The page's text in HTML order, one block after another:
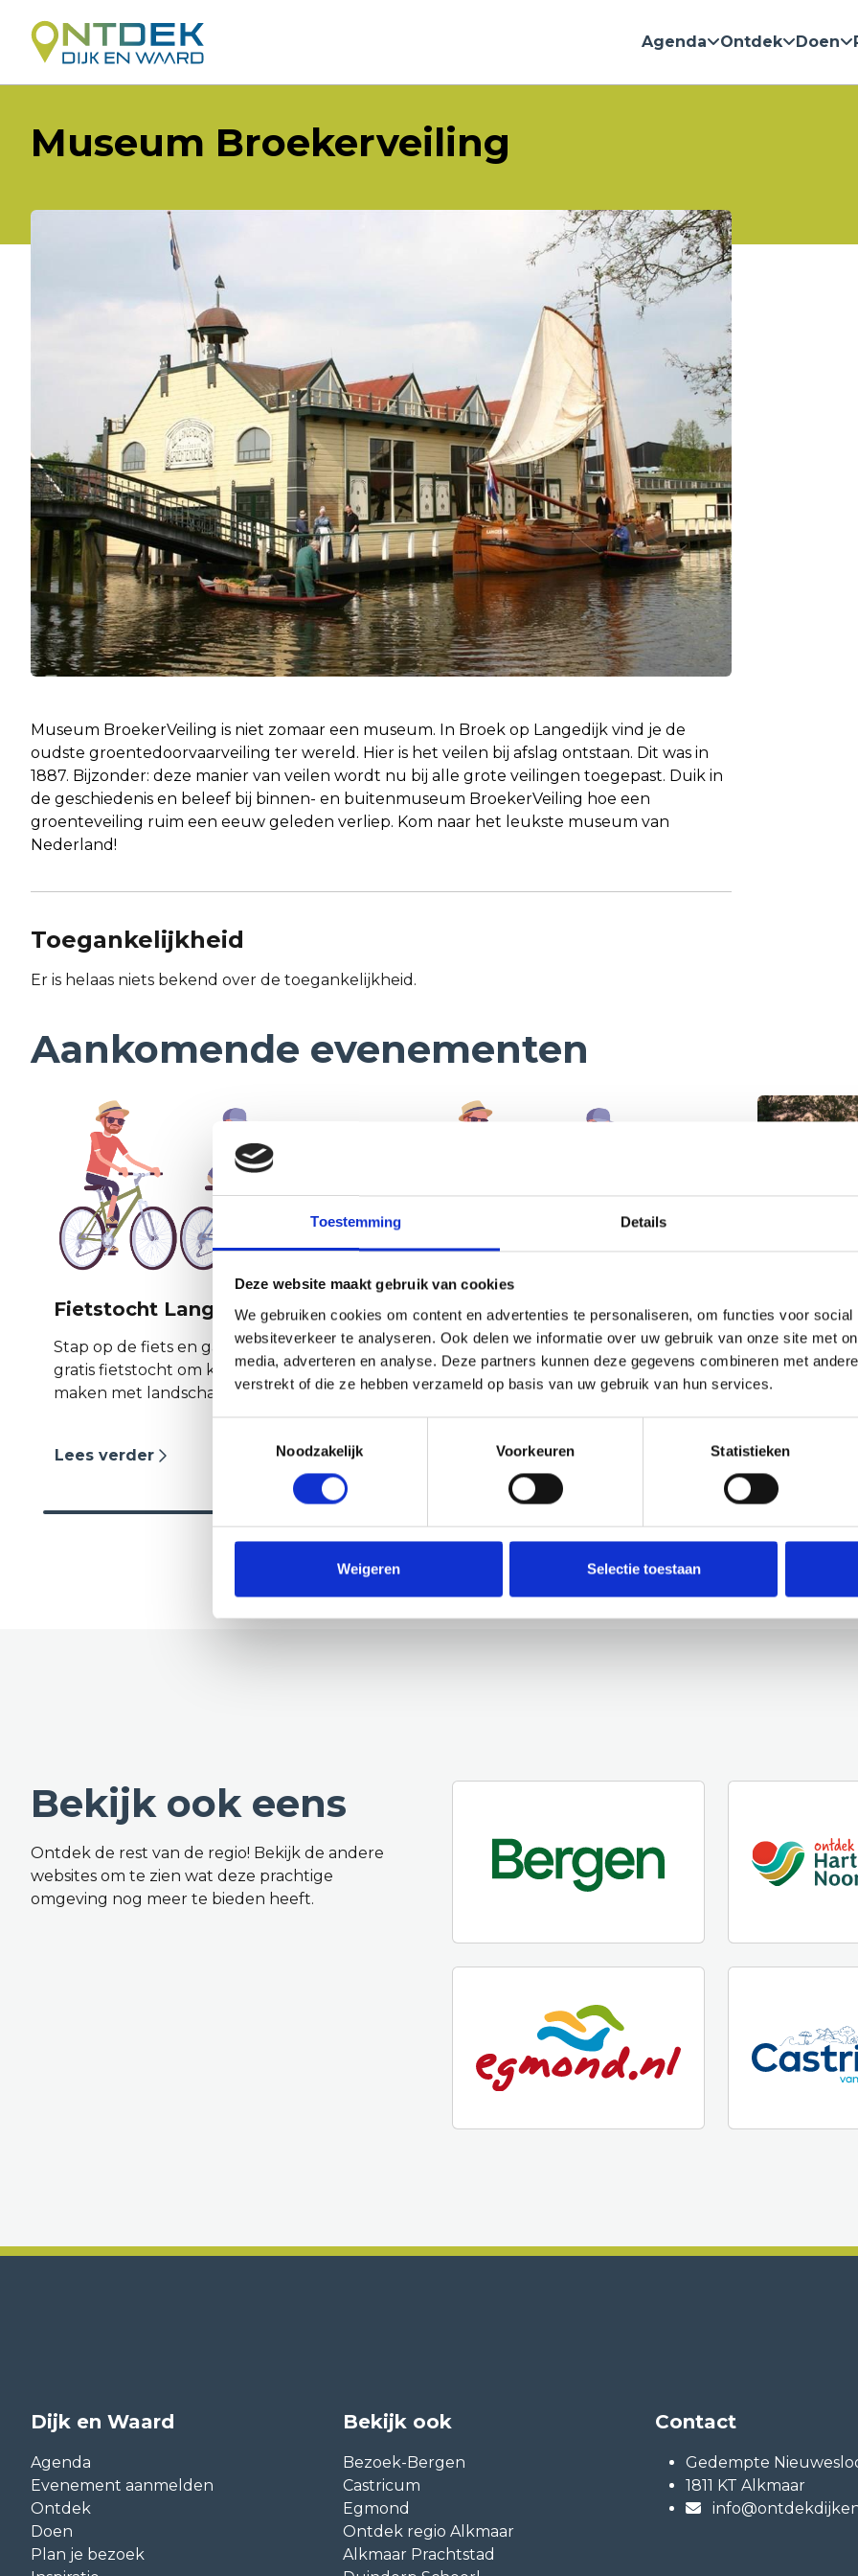
Toestemming Details
Deze website maakt gebruik van cookies
We gebruiken cookies om content en advertenties te personaliseren, om functies voor
websiteverkeer te analyseren. Ook delen we informatie over uw gebruik van onze site met
media, adverteren en analyse. Deze partners kunnen deze gegevens combineren met
verstrekt of die ze hebben verzameld op basis van uw gebruik van hun services.
Noodzakelijk
Voorkeuren Statistieken
Weigeren Selectie toestaan
Agenda Ontdek Doen
Museum Broekerveiling
Museum BroekerVeiling is niet zomaar een museum. In Broek op Langedijk vind je de
oudste groentedoorvaarveiling ter wereld. Hier is het veilen bij afslag ontstaan. Dit was in
1887. Bijzonder: deze manier van veilen wordt nu bij alle grote veilingen toegepast. Duik in
de geschiedenis en beleef bij binnen- en buitenmuseum BroekerVeiling hoe een
groenteveiling ruim een eeuw geleden verliep. Kom naar het leukste museum van
Nederland!
Toegankelijkheid
Er is helaas niets bekend over de toegankelijkheid.
Aankomende evenementen
Fietstocht Langedijk
Stap op de fiets en ga mee met de
gratis fietstocht om kennis te
maken met landschap, historie en
Lees verder
Fietstocht Langedijk en
Heerhugowaard
Stap op de fiets en ga mee met de
gratis fietstocht om kennis te
maken met landschap, historie en
Lees verder
om
Langedijk.
Lees
Bekijk meer
Bekijk ook eens
Ontdek de rest van de regio! Bekijk de andere
websites om te zien wat deze prachtige
omgeving nog meer te bieden heeft.
Dijk en Waard
Agenda
Evenement aanmelden
Ontdek
Doen
Plan je bezoek
Bekijk ook
Bezoek-Bergen
Castricum
Egmond
Ontdek regio Alkmaar
Alkmaar Prachtstad
Contact
Gedempte
1811 KT Alkmaar